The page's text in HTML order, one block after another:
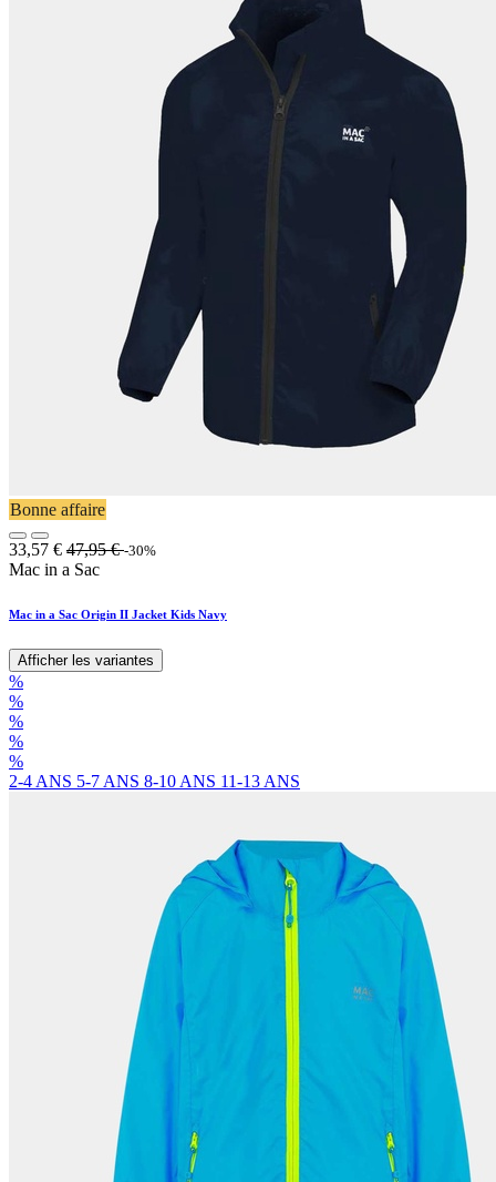
Bonne affaire
33,57 € 47,95€ -30%
Mac in a Sac
Mac in a Sac Origin II Jacket Kids Navy
Afficher les variantes
%
%
%
%
%
2-4 ANS 5-7 ANS 8-10 ANS 11-13 ANS